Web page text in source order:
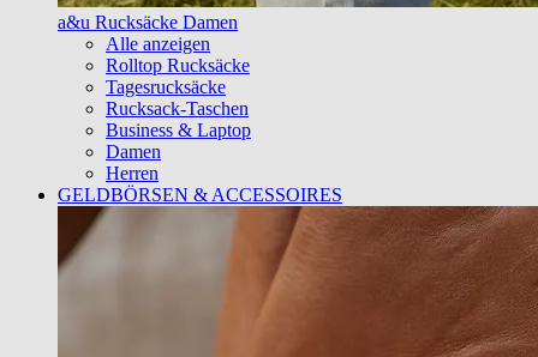
a&u Rucksäcke Damen
Alle anzeigen
Rolltop Rucksäcke
Tagesrucksäcke
Rucksack-Taschen
Business & Laptop
Damen
Herren
GELDBÖRSEN & ACCESSOIRES